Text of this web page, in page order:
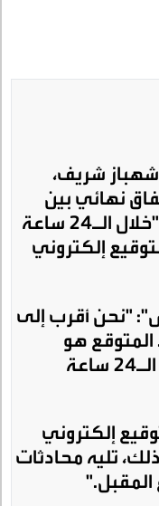
شهباز شريف،
نهائي بين
الولايات المتحدة وإيران متوقع "خلال الـ24 ساعة
إلكتروني
"نحن أقرب إلى
هو
التوصل إلى اتفاق نهائي خلال الـ24 ساعة
إلكتروني
تليه محادثات
".